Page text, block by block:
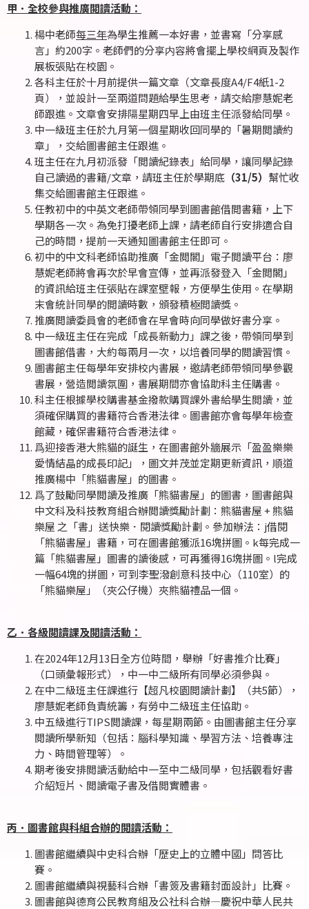
甲．全校參與推廣閲讀活動：
楊中老師每三年為學生推薦一本好書，並書寫「分享感
言」約200字。老師們的分享内容將會擺上學校網頁及製作
展板張貼在校園。
各科主任於十月前提供一篇文章（文章長度A4/F4紙1-2
頁），並設計一至兩道問題給學生思考，請交給廖慧妮老
師跟進。文章會安排隔星期四早上由班主任派發給同學。
中一級班主任於九月第一個星期收回同學的「暑期閲讀約
章」，交給圖書館主任跟進。
班主任在九月初派發「閲讀紀錄表」給同學，讓同學記錄
自己讀過的書籍/文章，請班主任於學期底 （31/5） 幫忙收
集交給圖書館主任跟進。
任教初中的中英文老師帶領同學到圖書館借閲書籍，上下
學期各一次。為免打擾老師上課，請老師自行安排適合自
己的時間，提前一天通知圖書館主任即可。
初中的中文科老師協助推廣「金閲閣」電子閲讀平台：廖
慧妮老師將會再次於早會宣傳，並再派發登入「金閲閣」
的資訊給班主任張貼在課室壁報，方便學生使用。在學期
末會統計同學的閲讀時數，頒發積極閲讀獎。
推廣閲讀委員會的老師會在早會時向同學做好書分享。
中一級班主任在完成「成長新動力」課之後，帶領同學到
圖書館借書，大約每兩月一次，以培養同學的閲讀習慣。
圖書館主任每學年安排校内書展，邀請老師帶領同學參觀
書展，營造閲讀氛圍，書展期間亦會協助科主任購書。
科主任根據學校購書基金撥款購買課外書給學生閲讀，並
須確保購買的書籍符合香港法律。圖書館亦會每學年檢查
館藏，確保書籍符合香港法律。
爲迎接香港大熊貓的誕生，在圖書館外牆展示「盈盈樂樂
愛情結晶的成長印記」，圖文并茂並定期更新資訊，順道
推廣楊中「熊貓書屋」的圖書。
爲了鼓勵同學閲讀及推廣「熊貓書屋」的圖書，圖書館與
中文科及科技教育組合辦閲讀獎勵計劃：熊貓書屋 + 熊貓
樂屋 之「書」送快樂．閱讀獎勵計劃。參加辦法：j借閱
「熊貓書屋」書籍，可在圖書館獲派16塊拼圖。k每完成一
篇「熊貓書屋」圖書的讀後感，可再獲得16塊拼圖。l完成
一幅64塊的拼圖，可到李聖潑創意科技中心（110室）的
「熊貓樂屋」（夾公仔機）夾熊貓禮品一個。
乙．各級閲讀課及閲讀活動：
在2024年12月13日全方位時間，舉辦「好書推介比賽」
（口頭彙報形式），中一中二級所有同學必須參與。
在中二級班主任課進行【超凡校園閲讀計劃】（共5節），
廖慧妮老師負責統籌，有勞中二級班主任協助。
中五級進行TIPS閲讀課，每星期兩節。由圖書館主任分享
閲讀所學新知（包括：腦科學知識、學習方法、培養專注
力、時間管理等）。
期考後安排閲讀活動給中一至中二級同學，包括觀看好書
介紹短片、閲讀電子書及借閲實體書。
丙．圖書館與科組合辦的閲讀活動：
圖書館繼續與中史科合辦「歷史上的立體中國」問答比
賽。
圖書館繼續與視藝科合辦「書簽及書籍封面設計」比賽。
圖書館與德育公民教育組及公社科合辦—慶祝中華人民共